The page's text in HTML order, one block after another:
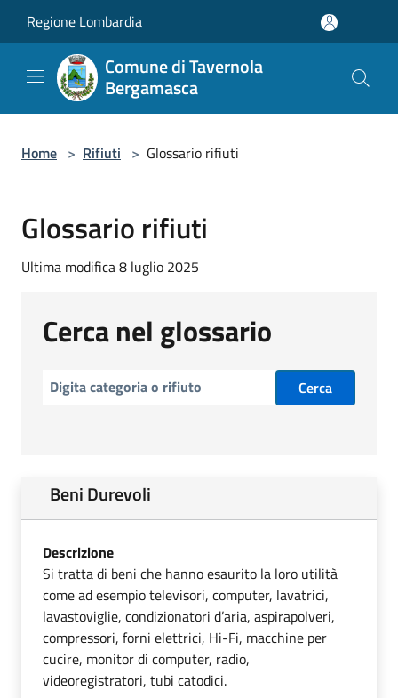
Regione Lombardia
Comune di Tavernola
Bergamasca
Home > Rifiuti > Glossario rifiuti
Glossario rifiuti
Ultima modifica 8 luglio 2025
Cerca nel glossario
Cerca
Beni Durevoli
Descrizione
Si tratta di beni che hanno esaurito la loro utilità
come ad esempio televisori, computer, lavatrici,
lavastoviglie, condizionatori d’aria, aspirapolveri,
compressori, forni elettrici, Hi-Fi, macchine per
cucire, monitor di computer, radio,
videoregistratori, tubi catodici.